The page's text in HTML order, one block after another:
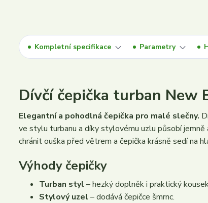
Kompletní specifikace Parametry
Dívčí čepička turban New
Elegantní a pohodlná čepička pro malé slečny.
ve stylu turbanu a díky stylovému uzlu působí
chránit ouška před větrem a čepička krásně sedí na
Výhody čepičky
Turban styl – hezký doplněk i praktický
Stylový uzel – dodává čepičce šmrnc.